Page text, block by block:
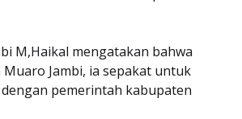
M,Haikal mengatakan bahwa
Jambi, ia sepakat untuk
pemerintah kabupaten